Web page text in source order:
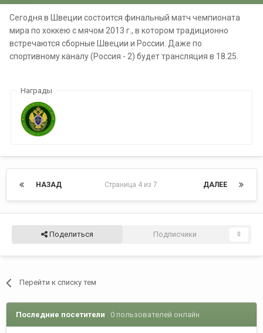
Сегодня в Швеции состоится финальный матч чемпионата
мира по хоккею с мячом 2013 г., в котором традиционно
встречаются сборные Швеции и России. Даже по
спортивному каналу (Россия - 2) будет трансляция в 18.25.
Награды
НАЗАД ДАЛЕЕ
Страница 4 из 7
Поделиться Подписчики 0
Перейти к списку тем
Последние посетители 0 пользователей онлайн